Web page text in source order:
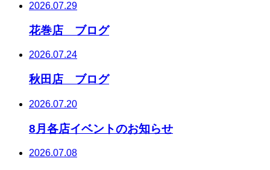
2026.07.29
花巻店 ブログ
2026.07.24
秋田店 ブログ
2026.07.20
8月各店イベントのお知らせ
2026.07.08